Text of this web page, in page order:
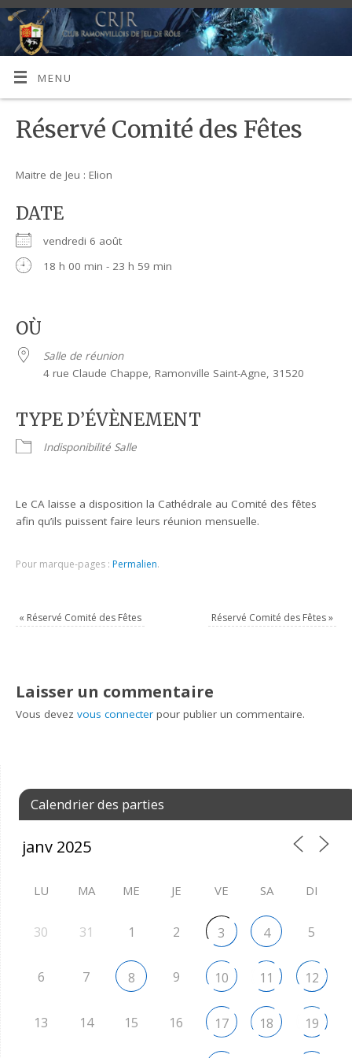
MENU
Réservé Comité des Fêtes
Maitre de Jeu : Elion
DATE
vendredi 6 août
18 h 00 min - 23 h 59 min
OÙ
Salle de réunion
4 rue Claude Chappe, Ramonville Saint-Agne, 31520
TYPE D’ÉVÈNEMENT
Indisponibilité Salle
Le CA laisse a disposition la Cathédrale au Comité des fêtes
afin qu’ils puissent faire leurs réunion mensuelle.
Pour marque-pages : Permalien.
« Réservé Comité des Fêtes Réservé Comité des Fêtes»
Laisser un commentaire
Vous devezvous connecter pour publier un commentaire.
Calendrier des parties
LU MA ME JE VE SA DI
30 31 1 2 3 4 5
6 7 8 9 10 11 12
13 14 15 16 17 18 19